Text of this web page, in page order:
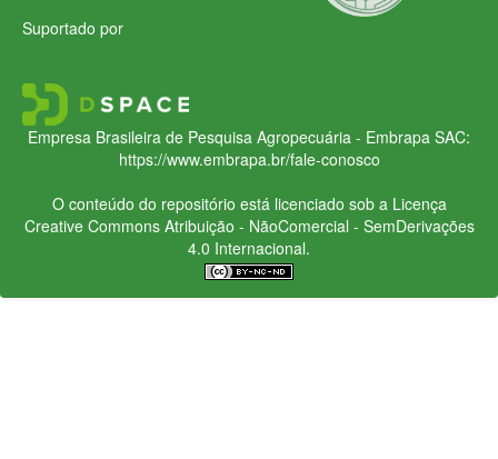
Suportado por
Empresa Brasileira de Pesquisa Agropecuária - Embrapa SAC:
https://www.embrapa.br/fale-conosco
O conteúdo do repositório está licenciado sob a Licença
Creative CommonsAtribuição - NãoComercial - SemDerivações
4.0 Internacional.